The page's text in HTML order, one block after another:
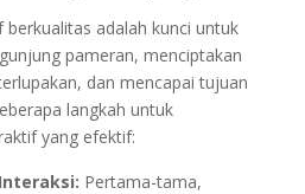
adalah kunci untuk
pameran, menciptakan
dan mencapai tujuan
langkah untuk
yang efektif:
Pertama-tama,